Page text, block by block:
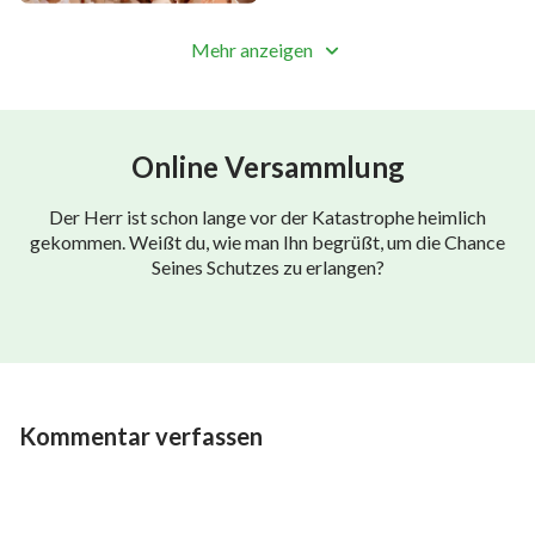
In allen Begegnungen wird Gottes Wort in dir
Gott wird dich in all deinen Taten vorwärts führen.
wirst du in einem neuen Licht leben,
bekommen.
Mehr anzeigen
Online Versammlung
Der Herr ist schon lange vor der Katastrophe heimlich
gekommen. Weißt du, wie man Ihn begrüßt, um die Chance
Seines Schutzes zu erlangen?
Kommentar verfassen